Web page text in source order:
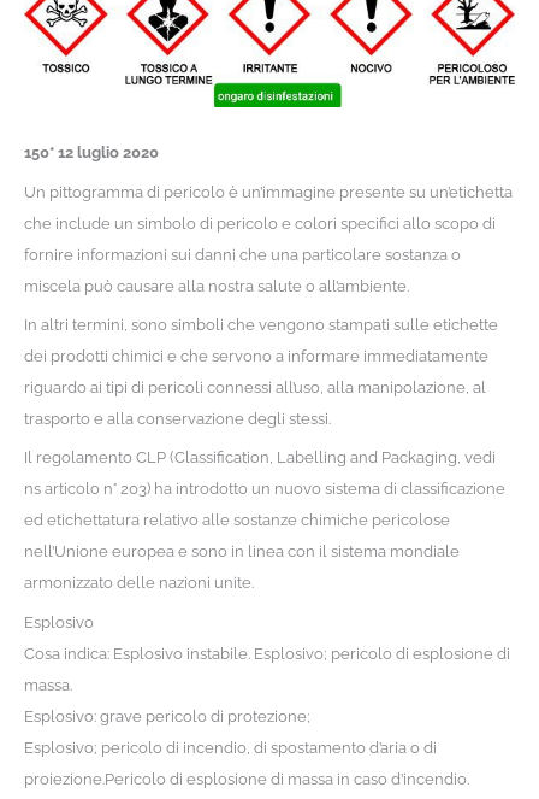
150* 12 luglio 2020
Un pittogramma di pericolo è un’immagine presente su un’etichetta
che include un simbolo di pericolo e colori specifici allo scopo di
fornire informazioni sui danni che una particolare sostanza o
miscela può causare alla nostra salute o all’ambiente.
In altri termini, sono simboli che vengono stampati sulle etichette
dei prodotti chimici e che servono a informare immediatamente
riguardo ai tipi di pericoli connessi all’uso, alla manipolazione, al
trasporto e alla conservazione degli stessi.
Il regolamento CLP (Classification, Labelling and Packaging, vedi
ns articolo n° 203) ha introdotto un nuovo sistema di classificazione
ed etichettatura relativo alle sostanze chimiche pericolose
nell’Unione europea e sono in linea con il sistema mondiale
armonizzato delle nazioni unite.
Esplosivo
Cosa indica: Esplosivo instabile. Esplosivo; pericolo di esplosione di
massa.
Esplosivo: grave pericolo di protezione;
Esplosivo; pericolo di incendio, di spostamento d’aria o di
proiezione.Pericolo di esplosione di massa in caso d’incendio.